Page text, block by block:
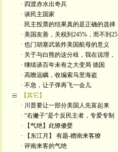
· 四渡赤水出奇兵
· 谈民主国家
· 民主投票的结果真的是正确的选择
· 美国友善，关税到245%，而不到25
· 也门胡塞武装炸美国航母的意义
· 关于与白熊的这分歧，我在说理，
· 继续谈百年未有之大变局 德国
· 高瞻远瞩，收编索马里海盗
· 不急，让子弹再飞一会儿
【其它】
· 川普要让一部分美国人先富起来
· “右撇子”是个反民主者，专爱专制
· 【气绝】此獠傻婴
· 【东江月】 有题-赠南来客獠
· 评南来客的气绝